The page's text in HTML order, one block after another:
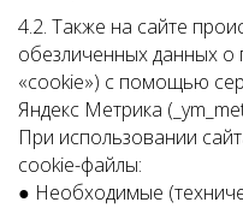
4.2. Также на сайте
обезличенных данных о
«cookie») с помощью
Яндекс Метрика
При использовании
cookie-файлы:
● Необходимые